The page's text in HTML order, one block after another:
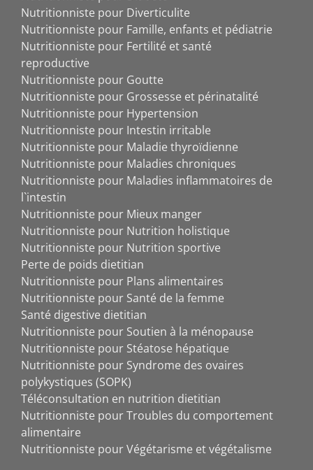
Nutritionniste pour Diverticulite
Nutritionniste pour Famille, enfants et pédiatrie
Nutritionniste pour Fertilité et santé
reproductive
Nutritionniste pour Goutte
Nutritionniste pour Grossesse et périnatalité
Nutritionniste pour Hypertension
Nutritionniste pour Intestin irritable
Nutritionniste pour Maladie thyroïdienne
Nutritionniste pour Maladies chroniques
Nutritionniste pour Maladies inflammatoires de
l`intestin
Nutritionniste pour Mieux manger
Nutritionniste pour Nutrition holistique
Nutritionniste pour Nutrition sportive
Perte de poids dietitian
Nutritionniste pour Plans alimentaires
Nutritionniste pour Santé de la femme
Santé digestive dietitian
Nutritionniste pour Soutien à la ménopause
Nutritionniste pour Stéatose hépatique
Nutritionniste pour Syndrome des ovaires
polykystiques (SOPK)
Téléconsultation en nutrition dietitian
Nutritionniste pour Troubles du comportement
alimentaire
Nutritionniste pour Végétarisme et végétalisme